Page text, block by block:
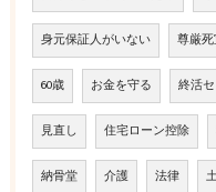
身元保証人がいない 尊厳
60歳 お金を守る 終活
見直し 住宅ローン控除
納骨堂 介護 法律